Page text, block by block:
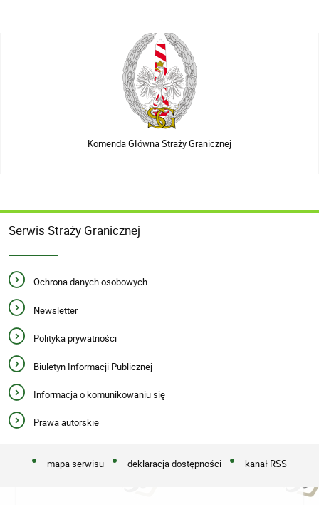
Komenda Główna Straży Granicznej
Serwis Straży Granicznej
Ochrona danych osobowych
Newsletter
Polityka prywatności
Biuletyn Informacji Publicznej
Informacja o komunikowaniu się
Prawa autorskie
mapa serwisu deklaracja dostępności kanał RSS